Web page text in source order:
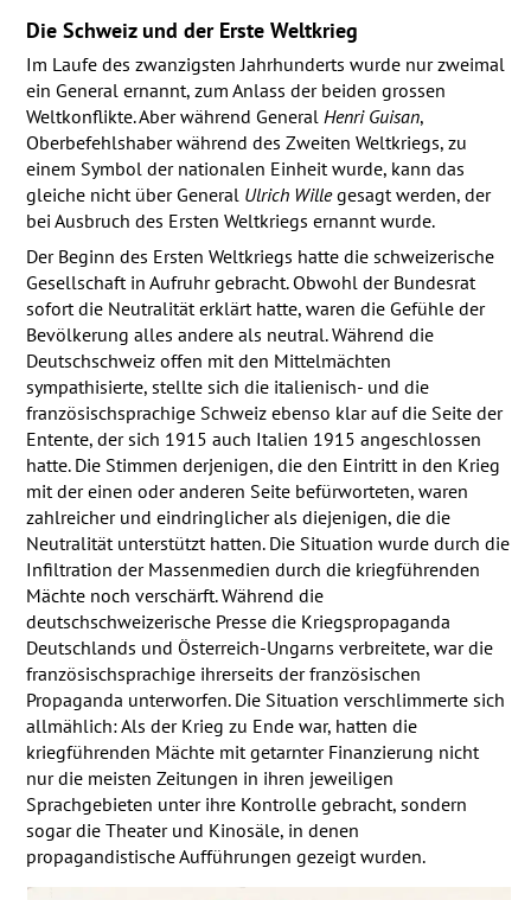
Die Schweiz und der Erste Weltkrieg
Im Laufe des zwanzigsten Jahrhunderts wurde nur zweimal
ein General ernannt, zum Anlass der beiden grossen
Weltkonflikte. Aber während General Henri Guisan,
Oberbefehlshaber während des Zweiten Weltkriegs, zu
einem Symbol der nationalen Einheit wurde, kann das
gleiche nicht über General Ulrich Willegesagt werden, der
bei Ausbruch des Ersten Weltkriegs ernannt wurde.
Der Beginn des Ersten Weltkriegs hatte die schweizerische
Gesellschaft in Aufruhr gebracht. Obwohl der Bundesrat
sofort die Neutralität erklärt hatte, waren die Gefühle der
Bevölkerung alles andere als neutral. Während die
Deutschschweiz offen mit den Mittelmächten
sympathisierte, stellte sich die italienisch- und die
französischsprachige Schweiz ebenso klar auf die Seite der
Entente, der sich 1915 auch Italien 1915 angeschlossen
hatte. Die Stimmen derjenigen, die den Eintritt in den Krieg
mit der einen oder anderen Seite befürworteten, waren
zahlreicher und eindringlicher als diejenigen, die die
Neutralität unterstützt hatten. Die Situation wurde durch die
Infiltration der Massenmedien durch die kriegführenden
Mächte noch verschärft. Während die
deutschschweizerische Presse die Kriegspropaganda
Deutschlands und Österreich-Ungarns verbreitete, war die
französischsprachige ihrerseits der französischen
Propaganda unterworfen. Die Situation verschlimmerte sich
allmählich: Als der Krieg zu Ende war, hatten die
kriegführenden Mächte mit getarnter Finanzierung nicht
nur die meisten Zeitungen in ihren jeweiligen
Sprachgebieten unter ihre Kontrolle gebracht, sondern
sogar die Theater und Kinosäle, in denen
propagandistische Aufführungen gezeigt wurden.